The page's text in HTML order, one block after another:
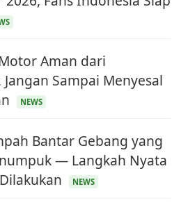
Aman dari
Sampai Menyesal
NEWS
Bantar Gebang yang
— Langkah Nyata
NEWS
& INVESTASI